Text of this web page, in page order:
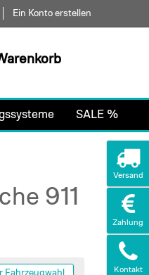
Ein Konto erstellen
SALE %
911
Fahrzeugwahl
Versand
Zahlung
Kontakt